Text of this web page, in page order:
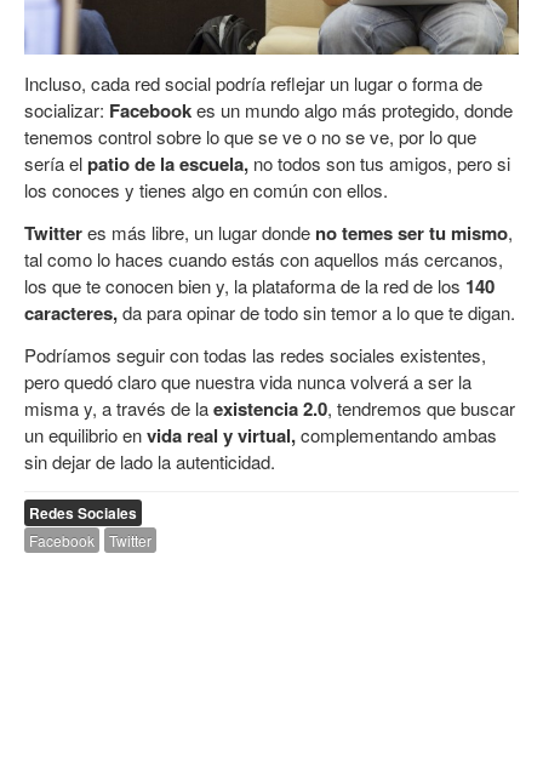
Incluso, cada red social podría reflejar un lugar o forma de
socializar: Facebookes un mundo algo más protegido, donde
tenemos control sobre lo que se ve o no se ve, por lo que
sería elpatio de la escuela, no todos son tus amigos, pero si
los conoces y tienes algo en común con ellos.
Twitteres más libre, un lugar donde no temes ser tu mismo,
tal como lo haces cuando estás con aquellos más cercanos,
los que te conocen bien y, la plataforma de la red de los 140
caracteres,da para opinar de todo sin temor a lo que te digan.
Podríamos seguir con todas las redes sociales existentes,
pero quedó claro que nuestra vida nunca volverá a ser la
misma y, a través de laexistencia 2.0, tendremos que buscar
un equilibrio envida real y virtual,complementando ambas
sin dejar de lado la autenticidad.
Redes Sociales
Facebook Twitter